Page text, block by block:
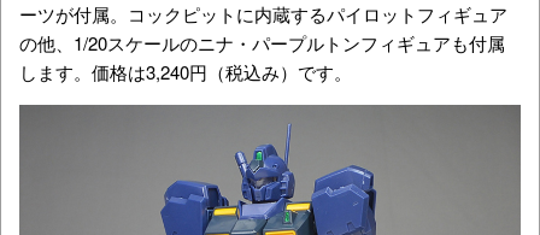
ーツが付属。コックピットに内蔵するパイロットフィギュア
の他、1/20スケールのニナ・パープルトンフィギュアも付属
します。価格は3,240円（税込み）です。